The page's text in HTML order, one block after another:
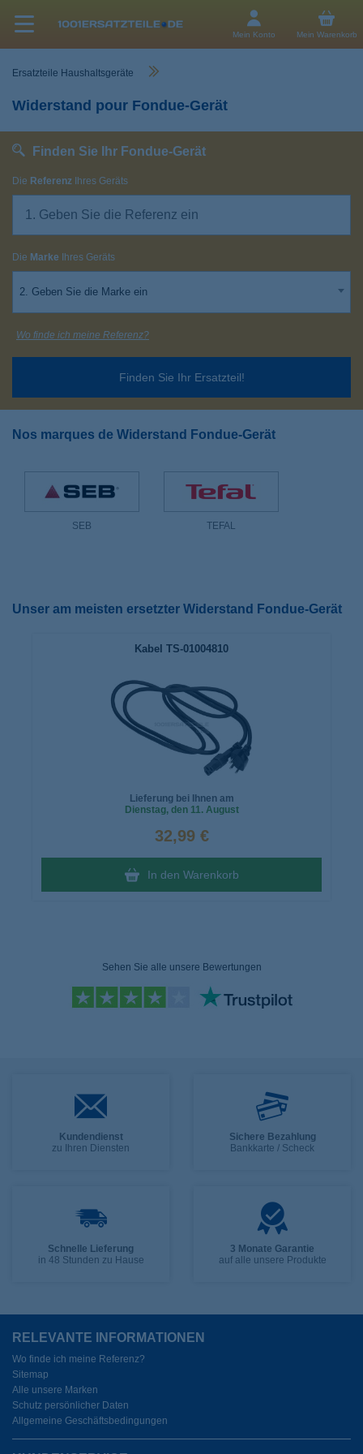
Mein Konto Mein Warenkorb
Ersatzteile Haushaltsgeräte
Widerstand pour Fondue-Gerät
Finden Sie Ihr Fondue-Gerät
Die Referenz Ihres Geräts
Die Marke Ihres Geräts
2. Geben Sie die Marke ein
Finden Sie Ihr Ersatzteil!
Wo finde ich meine Referenz?
Nos marques de Widerstand Fondue-Gerät
SEB TEFAL
Unser am meisten ersetzter Widerstand Fondue-Gerät
Kabel TS-01004810
Lieferung bei Ihnen am
Dienstag, den 11. August
32,99 €
In den Warenkorb
Sehen Sie alle unsere Bewertungen
Kundendienst
zu Ihren Diensten
Sichere Bezahlung
Bankkarte / Scheck
Schnelle Lieferung
in 48 Stunden zu Hause
3 Monate Garantie
auf alle unsere Produkte
RELEVANTE INFORMATIONEN
Wo finde ich meine Referenz?
Sitemap
Alle unsere Marken
Schutz persönlicher Daten
Allgemeine Geschäftsbedingungen